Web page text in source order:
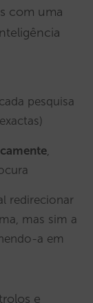
com uma
pesquisa
,
redirecionar
mas sim a
a em
e